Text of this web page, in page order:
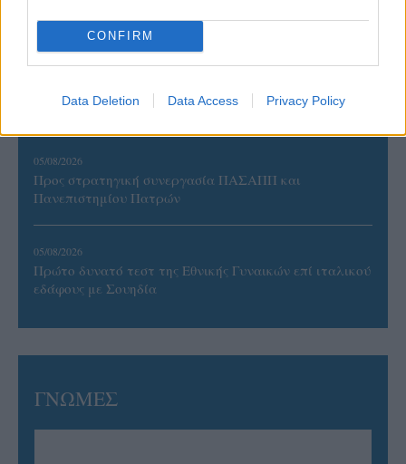
CONFIRM
Data Deletion Data Access Privacy Policy
με τον «Ιπτάμενο Ολλανδό» Βίλτενμπουργκ
05/08/2026
Ισόπαλο το πρωτο φιλικό τεστ της Εθνικής στο
Ουρμπίνο
05/08/2026
Προς στρατηγική συνεργασία ΠΑΣΑΠΠ και
Πανεπιστημίου Πατρών
05/08/2026
Πρώτο δυνατό τεστ της Εθνικής Γυναικών επί ιταλικού
εδάφους με Σουηδία
ΓΝΩΜΕΣ